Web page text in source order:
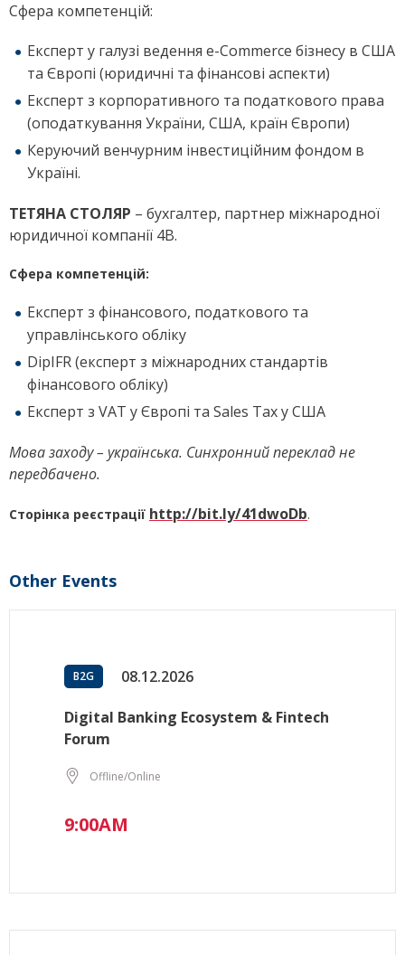
Сфера компетенцій:
Експерт у галузі ведення e-Commerce бізнесу в США
та Європі (юридичні та фінансові аспекти)
Експерт з корпоративного та податкового права
(оподаткування України, США, країн Європи)
Керуючий венчурним інвестиційним фондом в
Україні.
ТЕТЯНА СТОЛЯР – бухгалтер, партнер міжнародної
юридичної компанії 4В.
Сфера компетенцій:
Експерт з фінансового, податкового та
управлінського обліку
DipIFR (експерт з міжнародних стандартів
фінансового обліку)
Експерт з VAT у Європі та Sales Tax у США
Мова заходу – українська. Синхронний переклад не
передбачено.
Сторінка реєстрації http://bit.ly/41dwoDb.
Other Events
B2G 08.12.2026
Digital Banking Ecosystem & Fintech
Forum
Offline/Online
9:00AM